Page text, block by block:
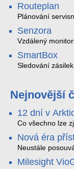
Routeplan
Plánování
Senzora
Vzdálený
SmartBox
Sledování
Nejnovější
12 dní v
data ze
Co všechno lze
projede
Tromsø přes
Nordkapp. Bez
otřesy i náklon.
Nová éra
Signo
Neustále
v oblasti
Milesight